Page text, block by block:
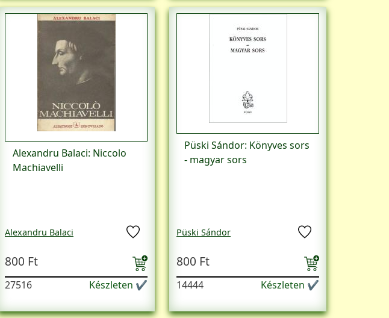
Alexandru Balaci: Niccolo
Machiavelli
Alexandru Balaci
800 Ft
27516 Készleten ✔
Püski Sándor: Könyves sors
- magyar sors
Püski Sándor
800 Ft
14444 Készleten ✔